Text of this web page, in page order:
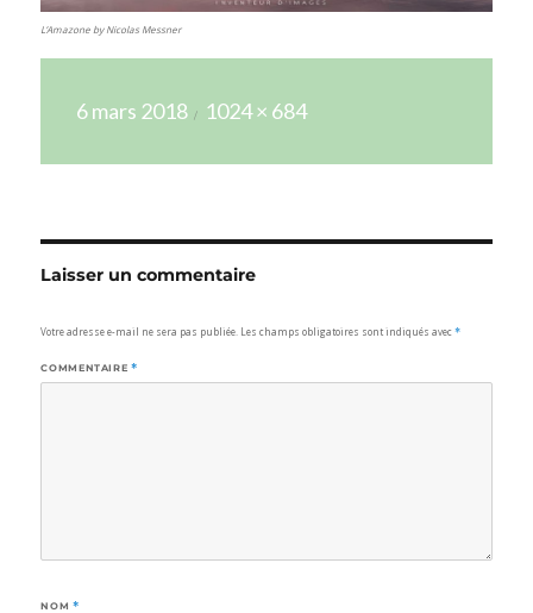
L’Amazone by Nicolas Messner
le
6 mars 2018
réelle
1024 × 684
Laisser un commentaire
Votre adresse e-mail ne sera pas publiée. Les champs obligatoires sont indiqués avec*
COMMENTAIRE *
NOM *